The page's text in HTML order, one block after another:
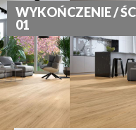
WYKOŃCZENIE /
01